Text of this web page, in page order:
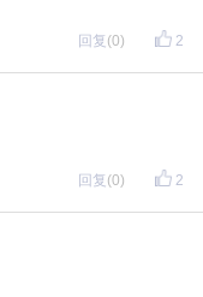
领取红包！
下方参与方式
手机APP Store页
2
回复 (0)
2
回复 (0)